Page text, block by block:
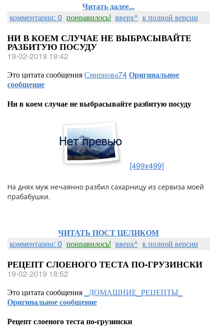
Читать далее...
комментарии: 0 понравилось! вверх^ к полной версии
НИ В КОЕМ СЛУЧАЕ НЕ ВЫБРАСЫВАЙТЕ
РАЗБИТУЮ ПОСУДУ
19-02-2019 19:42
Это цитата сообщенияСмирнова74Оригинальное
сообщение
Ни в коем случае не выбрасывайте разбитую посуду
[499x499]
На днях муж нечаянно разбил сахарницу из сервиза моей
прабабушки.
ЧИТАТЬ ПОСТ ЦЕЛИКОМ
комментарии: 0 понравилось! вверх^ к полной версии
РЕЦЕПТ СЛОЕНОГО ТЕСТА ПО-ГРУЗИНСКИ
19-02-2019 18:52
Это цитата сообщения _ДОМАШНИЕ_РЕЦЕПТЫ_
Оригинальное сообщение
Рецепт слоеного теста по-грузински